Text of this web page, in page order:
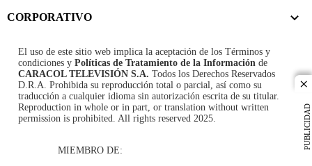
PUBLICIDAD
CORPORATIVO
El uso de este sitio web implica la aceptación de los Términos y
condiciones y Políticas de Tratamiento de la Información de
CARACOL TELEVISIÓN S.A. Todos los Derechos Reservados
D.R.A. Prohibida su reproducción total o parcial, así como su
traducción a cualquier idioma sin autorización escrita de su titular.
Reproduction in whole or in part, or translation without written
permission is prohibited. All rights reserved 2025.
MIEMBRO DE: